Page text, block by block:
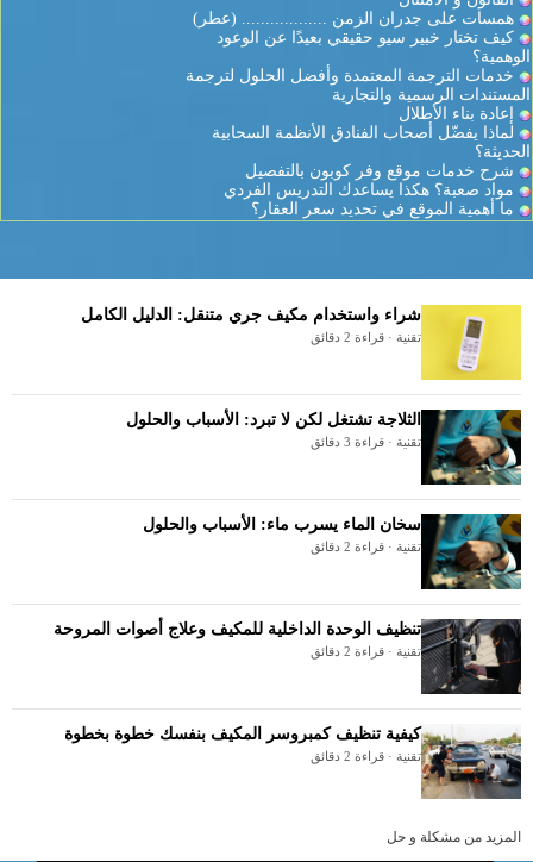
همسات على جدران الزمن .................. (عطر)
كيف تختار خبير سيو حقيقي بعيدًا عن الوعود
الوهمية؟
خدمات الترجمة المعتمدة وأفضل الحلول لترجمة
المستندات الرسمية والتجارية
إعادة بناء الأطلال
لماذا يفضّل أصحاب الفنادق الأنظمة السحابية
الحديثة؟
شرح خدمات موقع وفر كوبون بالتفصيل
مواد صعبة؟ هكذا يساعدك التدريس الفردي
ما أهمية الموقع في تحديد سعر العقار؟
شراء واستخدام مكيف جري متنقل: الدليل الكامل
تقنية · قراءة 2 دقائق
الثلاجة تشتغل لكن لا تبرد: الأسباب والحلول
تقنية · قراءة 3 دقائق
سخان الماء يسرب ماء: الأسباب والحلول
تقنية · قراءة 2 دقائق
تنظيف الوحدة الداخلية للمكيف وعلاج أصوات المروحة
تقنية · قراءة 2 دقائق
كيفية تنظيف كمبروسر المكيف بنفسك خطوة بخطوة
تقنية · قراءة 2 دقائق
المزيد من مشكلة و حل